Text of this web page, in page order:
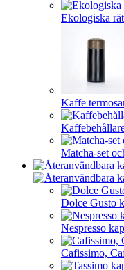
Ekologiska
Kaffe
Matcha-set
Dolce Gusto
Nespresso
Cafissimo,